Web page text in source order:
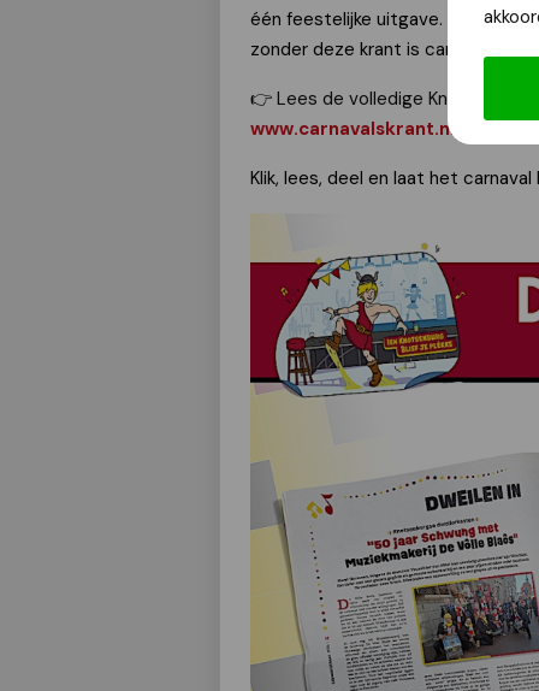
één feestelijke uitgave. Bladeren,
zonder deze krant is carnaval in
👉 Lees de volledige
www.carnavalskrant.nl
Klik, lees, deel en laat het carnaval